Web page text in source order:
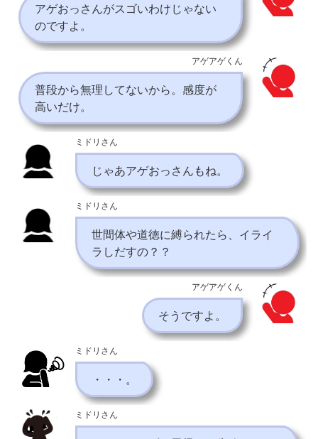
アゲおっさんがスゴいわけじゃない
のですよ。
アゲアゲくん
普段から無理してないから。感度が
高いだけ。
ミドリさん
じゃあアゲおっさんもね。
ミドリさん
世間体や道徳に縛られたら、イライ
ラしだすの？？
アゲアゲくん
そうですよ。
ミドリさん
・・・。
ミドリさん